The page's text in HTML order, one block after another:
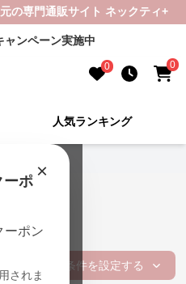
の専門通販サイト ネックティ+
ャンペーン実施中
0 0
人気ランキング
×
ーポ
ーポン
されま
品一覧
条件を設定する